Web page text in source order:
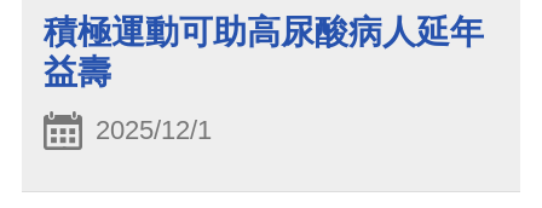
積極運動可助高尿酸病人延年
益壽
2025/12/1